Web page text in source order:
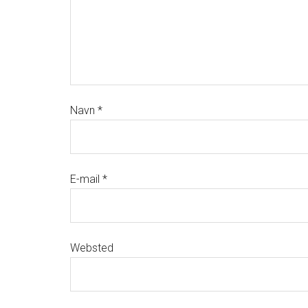
Navn *
E-mail *
Websted